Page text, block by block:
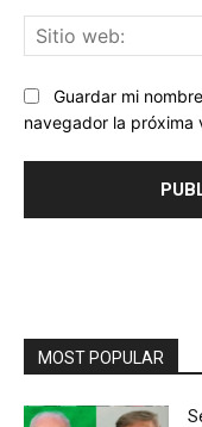
Guardar mi
navegador la próxima
MOST POPULAR